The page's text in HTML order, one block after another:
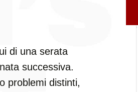
di una serata
successiva.
problemi distinti,